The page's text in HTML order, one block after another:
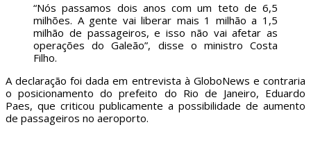
“Nós passamos dois anos com um teto de 6,5
milhões. A gente vai liberar mais 1 milhão a 1,5
milhão de passageiros, e isso não vai afetar as
operações do Galeão”, disse o ministro Costa
Filho.
A declaração foi dada em entrevista à GloboNews e contraria
o posicionamento do prefeito do Rio de Janeiro, Eduardo
Paes, que criticou publicamente a possibilidade de aumento
de passageiros no aeroporto.